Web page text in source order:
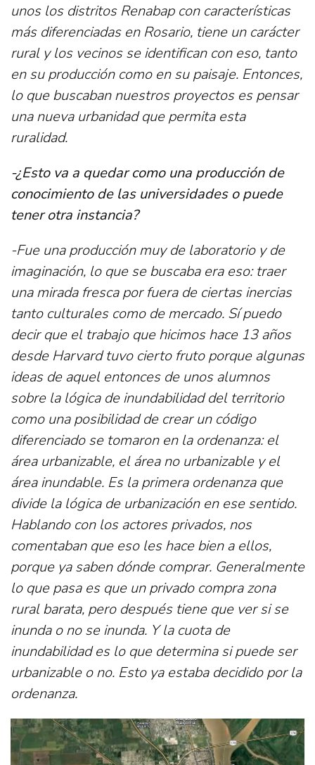
unos los distritos Renabap con características
más diferenciadas en Rosario, tiene un carácter
rural y los vecinos se identifican con eso, tanto
en su producción como en su paisaje. Entonces,
lo que buscaban nuestros proyectos es pensar
una nueva urbanidad que permita esta
ruralidad.
-¿Esto va a quedar como una producción de
conocimiento de las universidades o puede
tener otra instancia?
-Fue una producción muy de laboratorio y de
imaginación, lo que se buscaba era eso: traer
una mirada fresca por fuera de ciertas inercias
tanto culturales como de mercado. Sí puedo
decir que el trabajo que hicimos hace 13 años
desde Harvard tuvo cierto fruto porque algunas
ideas de aquel entonces de unos alumnos
sobre la lógica de inundabilidad del territorio
como una posibilidad de crear un código
diferenciado se tomaron en la ordenanza: el
área urbanizable, el área no urbanizable y el
área inundable. Es la primera ordenanza que
divide la lógica de urbanización en ese sentido.
Hablando con los actores privados, nos
comentaban que eso les hace bien a ellos,
porque ya saben dónde comprar. Generalmente
lo que pasa es que un privado compra zona
rural barata, pero después tiene que ver si se
inunda o no se inunda. Y la cuota de
inundabilidad es lo que determina si puede ser
urbanizable o no. Esto ya estaba decidido por la
ordenanza.